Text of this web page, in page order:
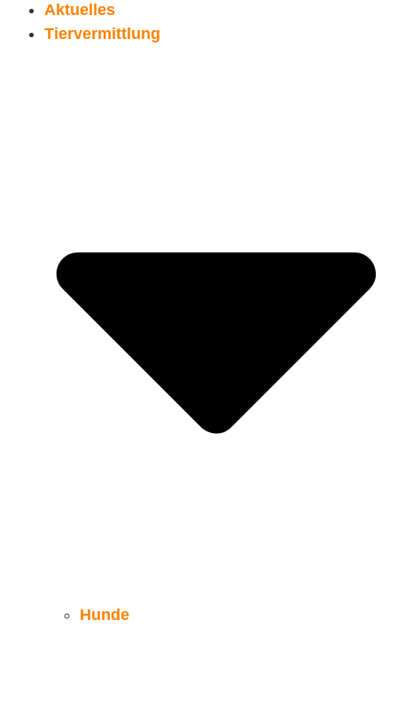
Aktuelles
Tiervermittlung
Hunde